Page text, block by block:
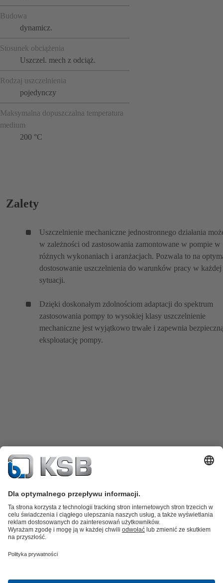
Budowa
dynamicz.
Stosunek obciążenia
Uszczel. mech z odciąż.
Rodzaj uszczelnienia
pojedynczy
Maksymalna dopuszczalna temperatura
medium
200 °C
Zalety
Uszczelnienie mechaniczne jednostronnego działania
w zależności od zastosowania zamontowane w pompie w
różnych wykonaniach i aranżacjach. Pozwala to na
dostosowanie uszczelnienia do warunków pracy w każdej
sytuacji.
Dzięki doskonałym zdolnościom adaptacji do spektrum
zastosowania pompy to wysokiej klasy uszczelnienie
mechaniczne jest wyjątkowo trwałe i zapewnia
eksploatację pompy.
Katalog produktów